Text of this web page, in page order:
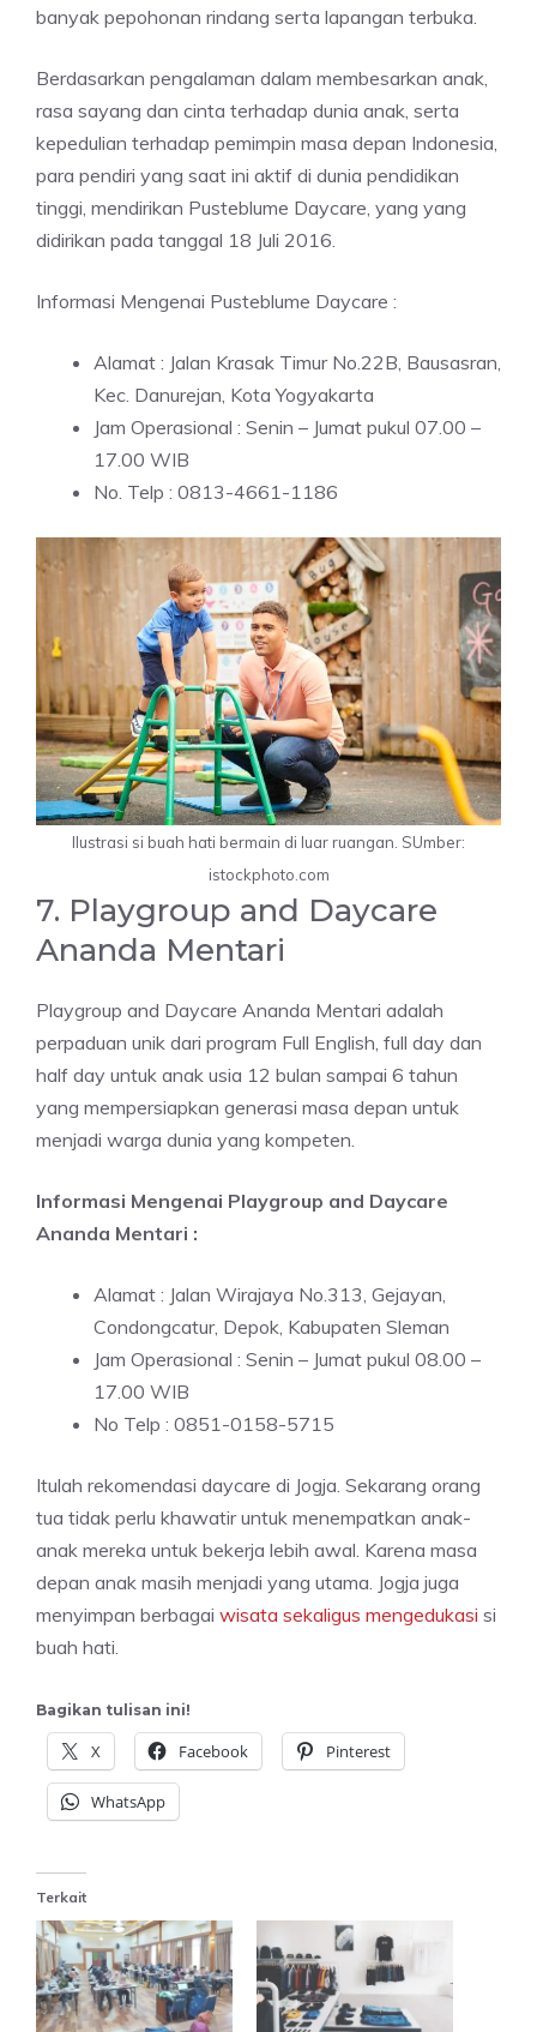
banyak pepohonan rindang serta lapangan terbuka.
Berdasarkan pengalaman dalam membesarkan anak,
rasa sayang dan cinta terhadap dunia anak, serta
kepedulian terhadap pemimpin masa depan Indonesia,
para pendiri yang saat ini aktif di dunia pendidikan
tinggi, mendirikan Pusteblume Daycare, yang yang
didirikan pada tanggal 18 Juli 2016.
Informasi Mengenai Pusteblume Daycare :
Alamat : Jalan Krasak Timur No.22B, Bausasran,
Kec. Danurejan, Kota Yogyakarta
Jam Operasional : Senin – Jumat pukul 07.00 –
17.00 WIB
No. Telp : 0813-4661-1186
Ilustrasi si buah hati bermain di luar ruangan. SUmber:
istockphoto.com
7. Playgroup and Daycare
Ananda Mentari
Playgroup and Daycare Ananda Mentari adalah
perpaduan unik dari program Full English, full day dan
half day untuk anak usia 12 bulan sampai 6 tahun
yang mempersiapkan generasi masa depan untuk
menjadi warga dunia yang kompeten.
Informasi Mengenai Playgroup and Daycare
Ananda Mentari :
Alamat : Jalan Wirajaya No.313, Gejayan,
Condongcatur, Depok, Kabupaten Sleman
Jam Operasional : Senin – Jumat pukul 08.00 –
17.00 WIB
No Telp : 0851-0158-5715
Itulah rekomendasi daycare di Jogja. Sekarang orang
tua tidak perlu khawatir untuk menempatkan anak-
anak mereka untuk bekerja lebih awal. Karena masa
depan anak masih menjadi yang utama. Jogja juga
menyimpan berbagai wisata sekaligus mengedukasi si
buah hati.
Bagikan tulisan ini!
X Facebook Pinterest
WhatsApp
Terkait